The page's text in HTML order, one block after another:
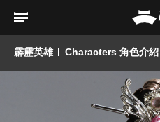
霹靂英雄 Characters 角色介紹